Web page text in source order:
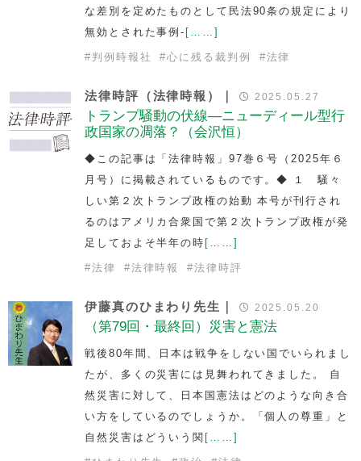
な差別を定めたものとして民法90条の規定により
無効とされた事例- [……]
# 判例時報社 #心に残る裁判例 #法律
法律時評（法律時報）｜ 2025.05.27
トランプ騒動の伏線—ニューディール型行
政国家の凋落？（会沢恒）
◆この記事は「法律時報」97巻６号（2025年６
月号）に掲載されているものです。◆ １ 騒々
しい第２次トランプ政権の始動 本号が刊行され
るのはアメリカ合衆国で第２次トランプ政権が発
足しておよそ半年の時 [……]
#法律 #法律時報 #法律時評
伊藤真のひまわり先生｜ 2025.05.20
（第79回・最終回）災害と憲法
戦後80年間、日本は戦争をしない国でいられまし
たが、多くの災害には見舞われてきました。 自
然災害に対して、日本国憲法はどのような向き合
い方をしているのでしょうか。「個人の尊重」と
自然災害はどういう関 [……]